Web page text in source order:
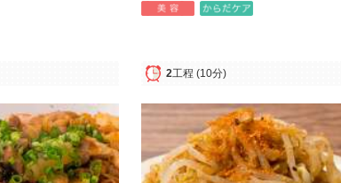
2工程 (10分)